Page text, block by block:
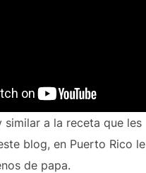
similar a la receta que les
blog, en Puerto Rico le
de papa.